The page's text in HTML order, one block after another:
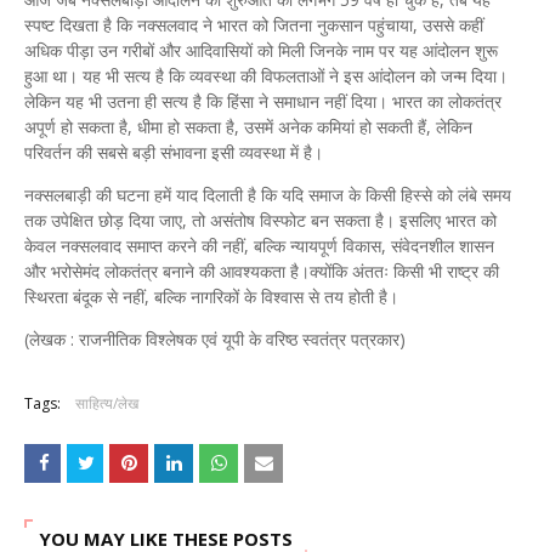
स्पष्ट दिखता है कि नक्सलवाद ने भारत को जितना नुकसान पहुंचाया, उससे कहीं
अधिक पीड़ा उन गरीबों और आदिवासियों को मिली जिनके नाम पर यह आंदोलन शुरू
हुआ था। यह भी सत्य है कि व्यवस्था की विफलताओं ने इस आंदोलन को जन्म दिया।
लेकिन यह भी उतना ही सत्य है कि हिंसा ने समाधान नहीं दिया। भारत का लोकतंत्र
अपूर्ण हो सकता है, धीमा हो सकता है, उसमें अनेक कमियां हो सकती हैं, लेकिन
परिवर्तन की सबसे बड़ी संभावना इसी व्यवस्था में है।
नक्सलबाड़ी की घटना हमें याद दिलाती है कि यदि समाज के किसी हिस्से को लंबे समय
तक उपेक्षित छोड़ दिया जाए, तो असंतोष विस्फोट बन सकता है। इसलिए भारत को
केवल नक्सलवाद समाप्त करने की नहीं, बल्कि न्यायपूर्ण विकास, संवेदनशील शासन
और भरोसेमंद लोकतंत्र बनाने की आवश्यकता है।क्योंकि अंततः किसी भी राष्ट्र की
स्थिरता बंदूक से नहीं, बल्कि नागरिकों के विश्वास से तय होती है।
(लेखक : राजनीतिक विश्लेषक एवं यूपी के वरिष्ठ स्वतंत्र पत्रकार)
Tags: साहित्य/लेख
YOU MAY LIKE THESE POSTS